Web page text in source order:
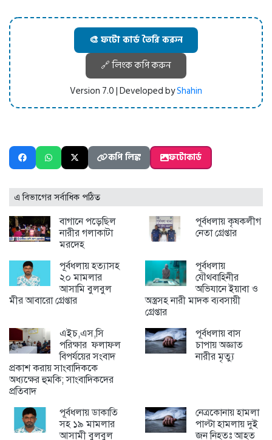
🎨 ফটো কার্ড তৈরি করুন
🔗 লিংক কপি করুন
Version 7.0 | Developed byShahin
কপি লিঙ্ক ফটোকার্ড
এ বিভাগের সর্বাধিক পঠিত
বাগানে পড়েছিল
নারীর গলাকাটা
মরদেহ
পূর্বধলায় কৃষকলীগ
নেতা গ্রেপ্তার
পূর্বধলায় হত্যাসহ
২০ মামলার
আসামি বুলবুল
মীর আবারো গ্রেপ্তার
পূর্বধলায়
যৌথবাহিনীর
অভিযানে ইয়াবা ও
অস্ত্রসহ নারী মাদক ব্যবসায়ী
গ্রেপ্তার
এইচ,এস,সি
পরিক্ষার ফলাফল
বিপর্যয়ের সংবাদ
প্রকাশ করায় সাংবাদিককে
অধ্যক্ষের হুমকি; সাংবাদিকদের
প্রতিবাদ
পূর্বধলায় বাস
চাপায় অজ্ঞাত
নারীর মৃত্যু
পূর্বধলায় ডাকাতি
সহ ১৯ মামলার
আসামী বুলবুল
নেত্রকোনায় হামলা
পাল্টা হামলায় দুই
জন নিহতঃ আহত